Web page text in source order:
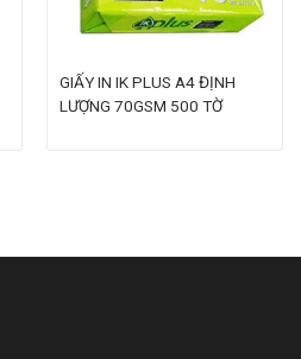
GIẤY IN IK PLUS A4 ĐỊNH
LƯỢNG 70GSM 500 TỜ